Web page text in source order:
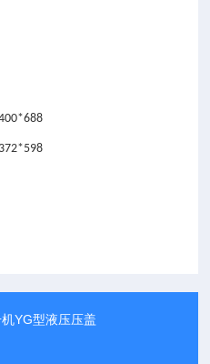
YG型液压压盖